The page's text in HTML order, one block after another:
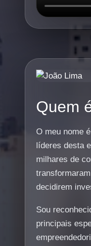
Quem
O meu nome
líderes desta
milhares de
decidirem
Sou
principais